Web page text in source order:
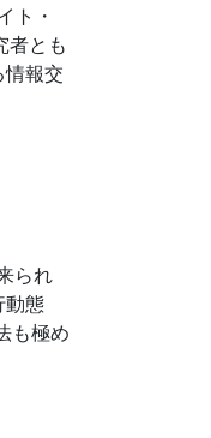
ト・
者とも
報交
られ
動態
も極め